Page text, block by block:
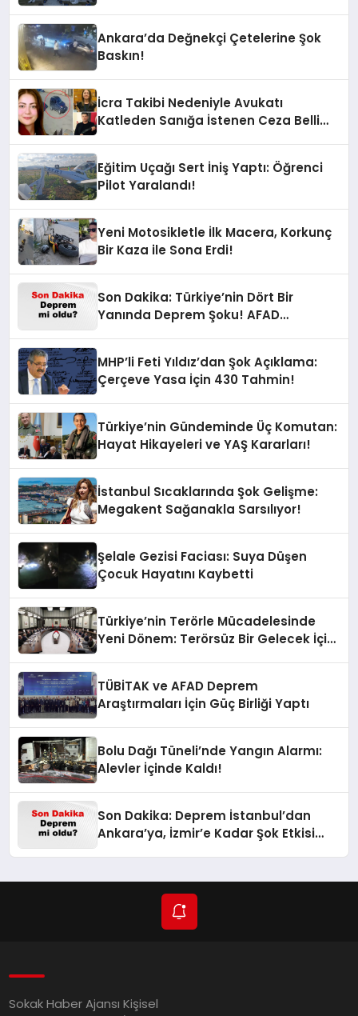
Ankara’da Değnekçi Çetelerine Şok
Baskın!
İcra Takibi Nedeniyle Avukatı
Katleden Sanığa İstenen Ceza Belli
Eğitim Uçağı Sert İniş Yaptı: Öğrenci
Pilot Yaralandı!
Yeni Motosikletle İlk Macera, Korkunç
Bir Kaza ile Sona Erdi!
Son Dakika: Türkiye’nin Dört Bir
Yanında Deprem Şoku! AFAD
MHP’li Feti Yıldız’dan Şok Açıklama:
Çerçeve Yasa İçin 430 Tahmin!
Türkiye’nin Gündeminde Üç Komutan:
Hayat Hikayeleri ve YAŞ Kararları!
İstanbul Sıcaklarında Şok Gelişme:
Megakent Sağanakla Sarsılıyor!
Şelale Gezisi Faciası: Suya Düşen
Çocuk Hayatını Kaybetti
Türkiye’nin Terörle Mücadelesinde
Yeni Dönem: Terörsüz Bir Gelecek İçin
TÜBİTAK ve AFAD Deprem
Araştırmaları İçin Güç Birliği Yaptı
Bolu Dağı Tüneli’nde Yangın Alarmı:
Alevler İçinde Kaldı!
Son Dakika: Deprem İstanbul’dan
Ankara’ya, İzmir’e Kadar Şok Etkisi
Sokak Haber Ajansı Kişisel